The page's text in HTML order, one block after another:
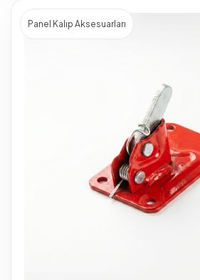
Panel Kalıp Aksesuarları